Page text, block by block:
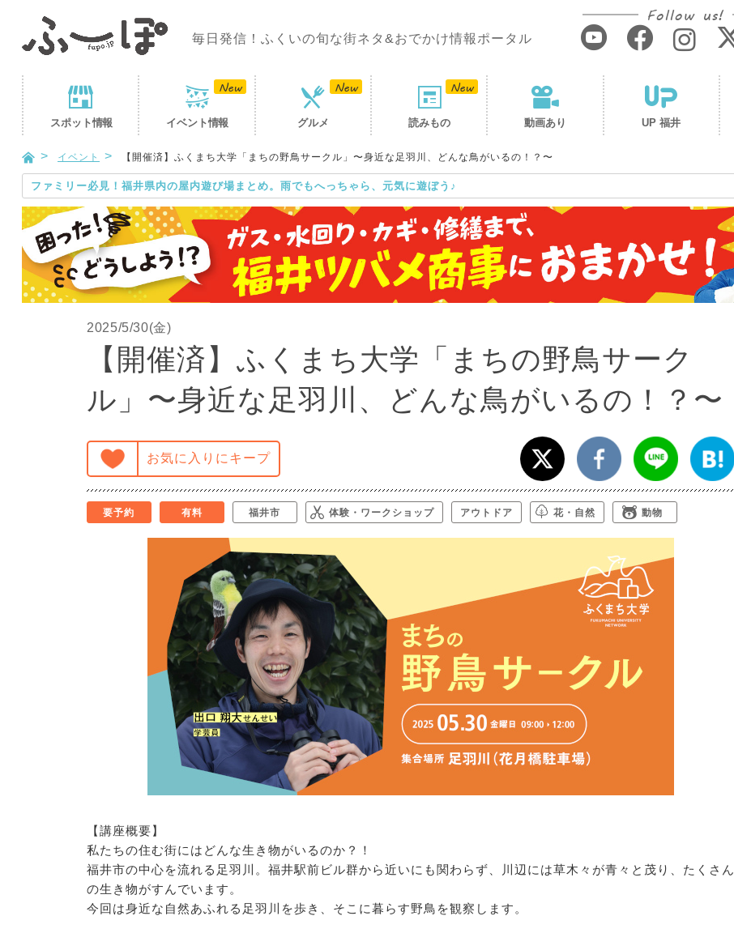
毎日発信！ふくいの旬な街ネタ&おでかけ情報ポータル
Follow us!
スポット情報 イベント情報 グルメ 読みもの 動画あり UP 福井
イベント 【開催済】ふくまち大学「まちの野鳥サークル」〜身近な足羽川、どんな鳥がいるの！？〜
ファミリー必見！福井県内の屋内遊び場まとめ。雨でもへっちゃら、元気に遊ぼう♪
2025/5/30(金)
【開催済】ふくまち大学「まちの野鳥サーク
ル」〜身近な足羽川、どんな鳥がいるの！？〜
お気に入りにキープ
要予約 有料 福井市 体験・ワークショップ アウトドア 花・自然 動物
【講座概要】
私たちの住む街にはどんな生き物がいるのか？！
福井市の中心を流れる足羽川。福井駅前ビル群から近いにも関わらず、川辺には草木々が青々と茂り、たくさん
の生き物がすんでいます。
今回は身近な自然あふれる足羽川を歩き、そこに暮らす野鳥を観察します。